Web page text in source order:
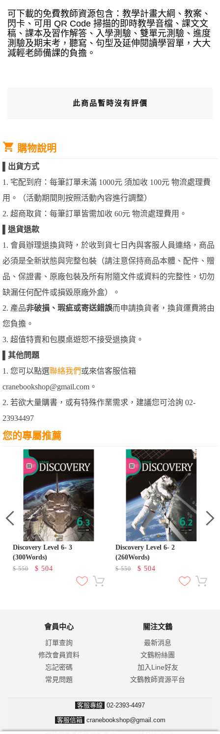
可下載的免費教師資源包含：教學計畫大綱、教案、
閃卡、可用 QR Code 掃描的即時教學音檔、課文文
稿、課本及習作解答、入學測驗、雙單元測驗、進度
測驗及期末考，聽寫、句型及延伸閱讀學習單，大大
減輕老師備課的負擔。
此商品暫時沒有評價
購物說明
出貨方式
1. 宅配到府：每筆訂單未滿 1000元 須加收 100元 物流處理費
用。（活動期間則按照活動內容進行調整）
2. 超商取貨：每筆訂單皆需加收 60元 物流處理費用。
退貨退款
1. 會員辦理退換貨時，於收到貨七日內與客服人員連絡，商品
必須是全新狀態與完整包裝（請注意保持商品本體、配件、贈
品、保證書、原廠包裝及所有附隨文件或資料的完整性，切勿
缺漏任何配件或損毀原廠外盒）。
2. 產品非破損、瑕疵或寄送錯誤而申請換貨者，換貨運費將由
您負擔。
3. 超值特賣和包膜桌遊恕不接受退換貨。
其他問題
1. 您可以點選聯絡我們或來信客服信箱
cranebookshop@gmail.com。
2. 若欲大量購書，或有特殊作業需求，建議您可洽詢 02-
23934497
您的專屬推薦
Discovery Level 6- 3
(300Words)
$550 $ 504
Discovery Level 6- 2
(260Words)
$550 $ 504
會員中心
訂單查詢
修改會員資料
忘記密碼
常見問題
關注文鶴
最新消息
文鶴粉絲團
加入Line好友
文鶴教師資源平台
客服專線 02-2393-4497
客服信箱 cranebookshop@gmail.com